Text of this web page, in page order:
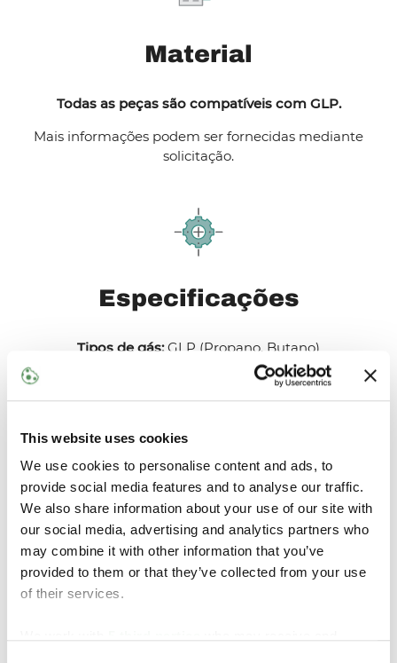
This website uses cookies
We use cookies to personalise content and ads, to
provide social media features and to analyse our traffic.
We also share information about your use of our site with
our social media, advertising and analytics partners who
may combine it with other information that you’ve
provided to them or that they’ve collected from your use
of their services.
Material
Todas as peças são compatíveis com GLP.
Mais informações podem ser fornecidas mediante
solicitação.
Especificações
Tipos de gás:GLP (Propano, Butano)
Conexões do sensor:NPT
Máx. 25 bar (362,5 psi)
Faixa de medição do sensor de pressão:2,5 a 25 bar
Precisão do sensor de pressão:
Discar:±2,5% FSR
Saída de sinal:±0,5% da leitura do mostrador
Faixa de temperatura do dispositivo:-30˚C a +60˚C
(-22˚F a +140˚F)
Temperatura de operação do sensor:
-20˚C a +60˚C
Tamanhos e alcance:1/4" (conexão do sensor)
Séries disponíveis: